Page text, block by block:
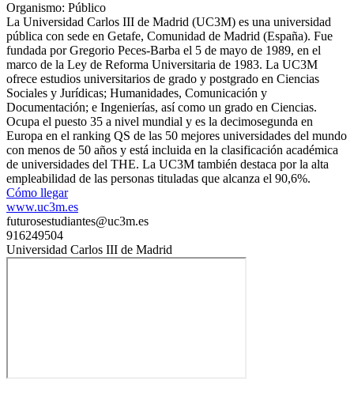
Organismo: Público
La Universidad Carlos III de Madrid (UC3M) es una universidad
pública con sede en Getafe, Comunidad de Madrid (España). Fue
fundada por Gregorio Peces-Barba el 5 de mayo de 1989, en el
marco de la Ley de Reforma Universitaria de 1983. La UC3M
ofrece estudios universitarios de grado y postgrado en Ciencias
Sociales y Jurídicas; Humanidades, Comunicación y
Documentación; e Ingenierías, así como un grado en Ciencias.
Ocupa el puesto 35 a nivel mundial y es la decimosegunda en
Europa en el ranking QS de las 50 mejores universidades del mundo
con menos de 50 años y está incluida en la clasificación académica
de universidades del THE. La UC3M también destaca por la alta
empleabilidad de las personas tituladas que alcanza el 90,6%.
Cómo llegar
www.uc3m.es
futurosestudiantes@uc3m.es
916249504
Universidad Carlos III de Madrid